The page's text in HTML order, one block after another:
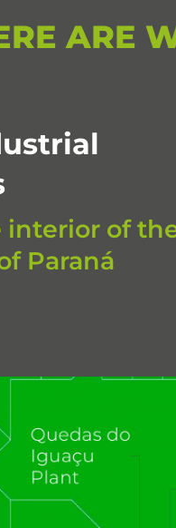
ARE
interior of
Paraná